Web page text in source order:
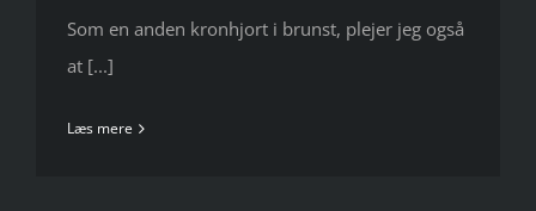
Som en anden kronhjort i brunst, plejer jeg også
at [...]
Læs mere